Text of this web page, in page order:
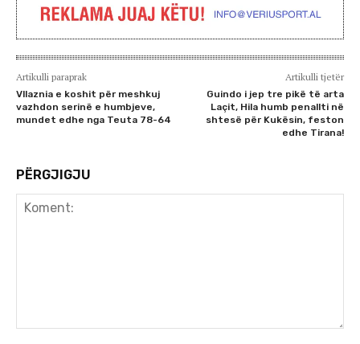
Artikulli paraprak
Vllaznia e koshit për meshkuj
vazhdon serinë e humbjeve,
mundet edhe nga Teuta 78-64
Artikulli tjetër
Guindo i jep tre pikë të arta
Laçit, Hila humb penallti në
shtesë për Kukësin, feston
edhe Tirana!
PËRGJIGJU